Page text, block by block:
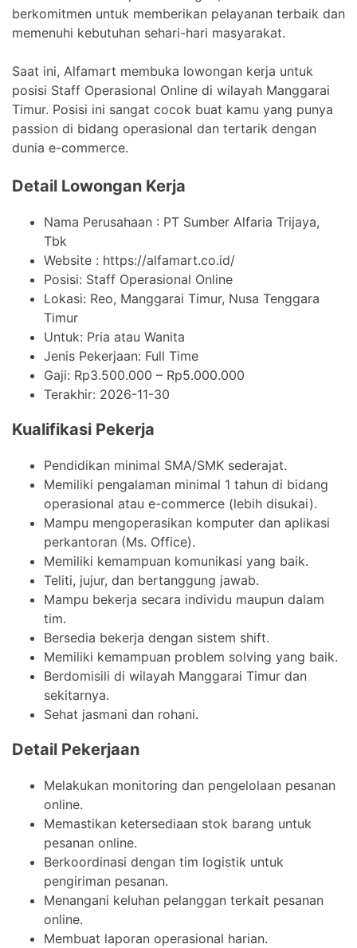
berkomitmen untuk memberikan pelayanan terbaik dan
memenuhi kebutuhan sehari-hari masyarakat.
Saat ini, Alfamart membuka lowongan kerja untuk
posisi Staff Operasional Online di wilayah Manggarai
Timur. Posisi ini sangat cocok buat kamu yang punya
passion di bidang operasional dan tertarik dengan
dunia e-commerce.
Detail Lowongan Kerja
Nama Perusahaan : PT Sumber Alfaria Trijaya,
Tbk
Website : https://alfamart.co.id/
Posisi: Staff Operasional Online
Lokasi: Reo, Manggarai Timur, Nusa Tenggara
Timur
Untuk: Pria atau Wanita
Jenis Pekerjaan: Full Time
Gaji: Rp3.500.000 – Rp5.000.000
Terakhir: 2026-11-30
Kualifikasi Pekerja
Pendidikan minimal SMA/SMK sederajat.
Memiliki pengalaman minimal 1 tahun di bidang
operasional atau e-commerce (lebih disukai).
Mampu mengoperasikan komputer dan aplikasi
perkantoran (Ms. Office).
Memiliki kemampuan komunikasi yang baik.
Teliti, jujur, dan bertanggung jawab.
Mampu bekerja secara individu maupun dalam
tim.
Bersedia bekerja dengan sistem shift.
Memiliki kemampuan problem solving yang baik.
Berdomisili di wilayah Manggarai Timur dan
sekitarnya.
Sehat jasmani dan rohani.
Detail Pekerjaan
Melakukan monitoring dan pengelolaan pesanan
online.
Memastikan ketersediaan stok barang untuk
pesanan online.
Berkoordinasi dengan tim logistik untuk
pengiriman pesanan.
Menangani keluhan pelanggan terkait pesanan
online.
Membuat laporan operasional harian.